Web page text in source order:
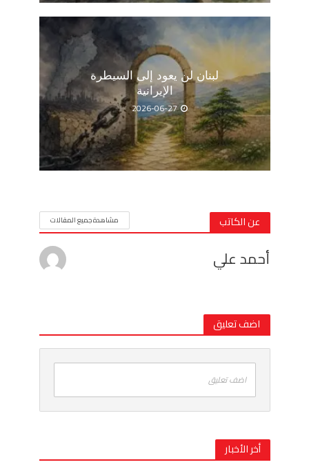
لبنان لن يعود إلى السيطرة
الإيرانية
2026-06-27
عن الكاتب مشاهدة جميع المقالات
أحمد علي
اضف تعليق
اضف تعليق
أخر الأخبار